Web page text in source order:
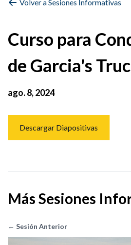
Volver a Sesiones Informativas
Curso para
de Garcia's
ago. 8, 2024
Descargar Diapositivas
Más Sesiones
← Sesión Anterior